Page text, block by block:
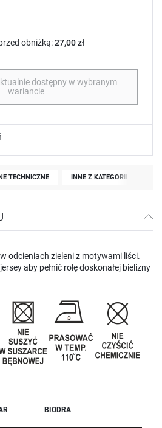
obniżką:27,00 zł
dostępny w wybranym
wariancie
TECHNICZNE INNE Z KATEGORII
odcieniach zieleni z motywami liści.
aby pełnić rolę doskonałej bielizny
BIODRA